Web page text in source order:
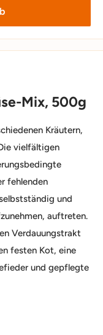
Mix, 500g
Kräutern,
vielfältigen
fehlenden
und
auftreten.
Verdauungstrakt
festen Kot, eine
und gepflegte